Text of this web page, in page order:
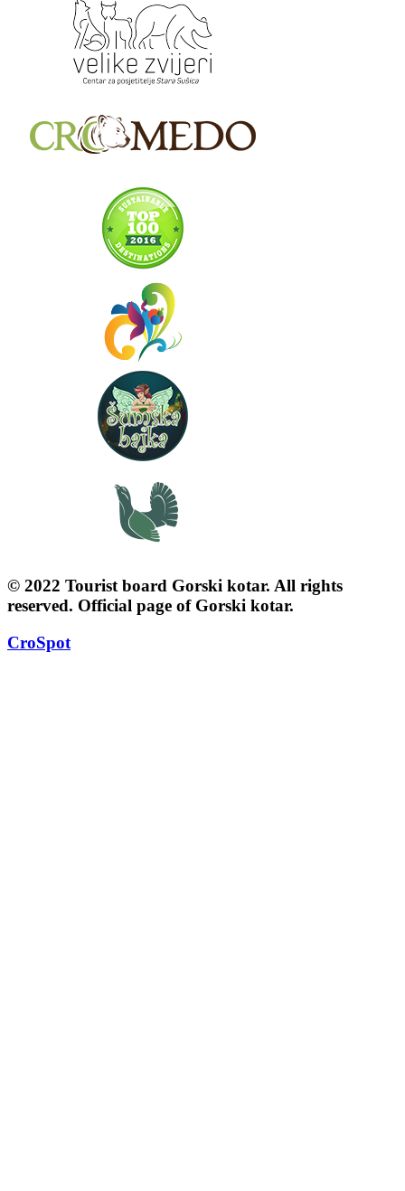
© 2022 Tourist board Gorski kotar. All rights
reserved. Official page of Gorski kotar.
CroSpot